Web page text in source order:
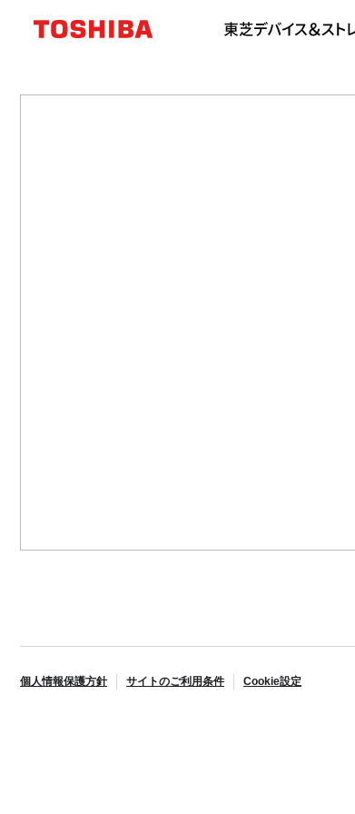
個人情報保護方針 サイトのご利用条件 Cookie設定